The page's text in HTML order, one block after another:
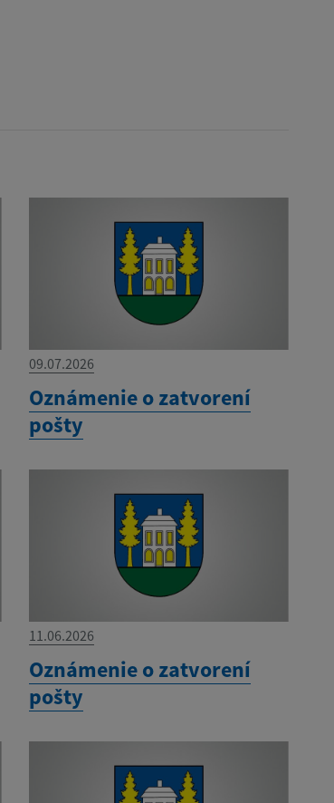
09.07.2026
Oznámenie o zatvorení
pošty
11.06.2026
Oznámenie o zatvorení
pošty